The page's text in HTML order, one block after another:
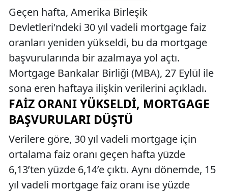
Geçen hafta, Amerika Birleşik
Devletleri'ndeki 30 yıl vadeli mortgage faiz
oranları yeniden yükseldi, bu da mortgage
başvurularında bir azalmaya yol açtı.
Mortgage Bankalar Birliği (MBA), 27 Eylül ile
sona eren haftaya ilişkin verilerini açıkladı.
FAIZ ORANI YÜKSELDI, MORTGAGE
BAŞVURULARI DÜŞTÜ
Verilere göre, 30 yıl vadeli mortgage için
ortalama faiz oranı geçen hafta yüzde
6,13’ten yüzde 6,14’e çıktı. Aynı dönemde, 15
yıl vadeli mortgage faiz oranı ise yüzde